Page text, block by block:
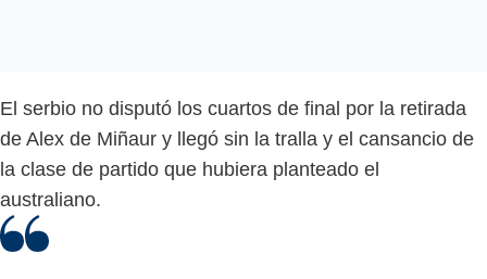
El serbio no disputó los cuartos de final por la retirada
de Alex de Miñaur y llegó sin la tralla y el cansancio de
la clase de partido que hubiera planteado el
australiano.